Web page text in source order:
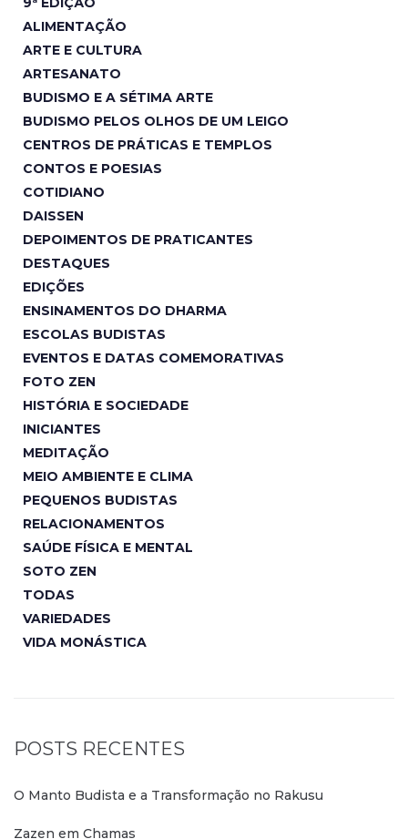
ALIMENTAÇÃO
ARTE E CULTURA
ARTESANATO
BUDISMO E A SÉTIMA ARTE
BUDISMO PELOS OLHOS DE UM LEIGO
CENTROS DE PRÁTICAS E TEMPLOS
CONTOS E POESIAS
COTIDIANO
DAISSEN
DEPOIMENTOS DE PRATICANTES
DESTAQUES
EDIÇÕES
ENSINAMENTOS DO DHARMA
ESCOLAS BUDISTAS
EVENTOS E DATAS COMEMORATIVAS
FOTO ZEN
HISTÓRIA E SOCIEDADE
INICIANTES
MEDITAÇÃO
MEIO AMBIENTE E CLIMA
PEQUENOS BUDISTAS
RELACIONAMENTOS
SAÚDE FÍSICA E MENTAL
SOTO ZEN
TODAS
VARIEDADES
VIDA MONÁSTICA
POSTS RECENTES
O Manto Budista e a Transformação no Rakusu
Zazen em Chamas